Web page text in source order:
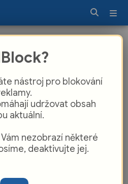
Česku, čtyři skvosty
nástroj pro blokování
udržovat obsah
aktuální.
nezobrazí některé
deaktivujte jej.